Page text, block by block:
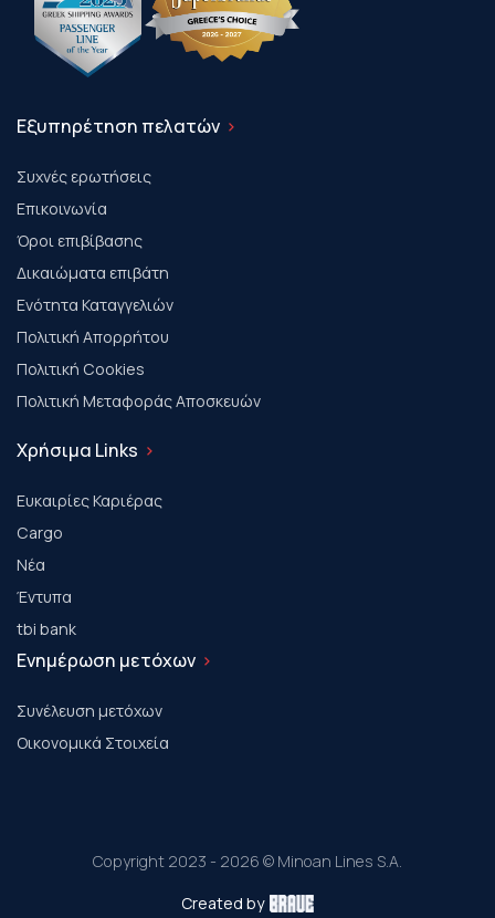
Εξυπηρέτηση πελατών
Συχνές ερωτήσεις
Επικοινωνία
Όροι επιβίβασης
Δικαιώματα επιβάτη
Ενότητα Καταγγελιών
Πολιτική Απορρήτου
Πολιτική Cookies
Πολιτική Μεταφοράς Αποσκευών
Χρήσιμα Links
Ευκαιρίες Καριέρας
Cargo
Νέα
Έντυπα
tbi bank
Ενημέρωση μετόχων
Συνέλευση μετόχων
Οικονομικά Στοιχεία
Copyright 2023 - 2026 © Minoan Lines S.A.
Created by